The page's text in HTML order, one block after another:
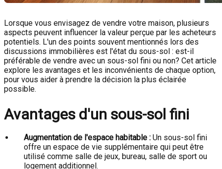
Lorsque vous envisagez de vendre votre maison, plusieurs
aspects peuvent influencer la valeur perçue par les acheteurs
potentiels. L'un des points souvent mentionnés lors des
discussions immobilières est l'état du sous-sol : est-il
préférable de vendre avec un sous-sol fini ou non? Cet article
explore les avantages et les inconvénients de chaque option,
pour vous aider à prendre la décision la plus éclairée
possible.
Avantages d'un sous-sol fini
Augmentation de l'espace habitable : Un sous-sol fini
offre un espace de vie supplémentaire qui peut être
utilisé comme salle de jeux, bureau, salle de sport ou
logement additionnel.